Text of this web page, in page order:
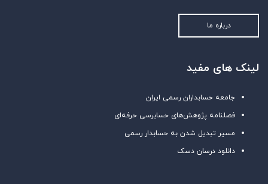
درباره ما
لینک های مفید
جامعه حسابداران رسمی ایران
فصلنامه پژوهش‌های حسابرسی حرفه‌ای
مسیر تبدیل شدن به حسابدار رسمی
دانلود درسان دسک